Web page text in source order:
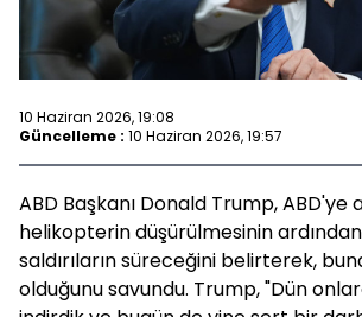
10 Haziran 2026, 19:08
Güncelleme : 10 Haziran 2026, 19:57
ABD Başkanı Donald Trump, ABD'ye
helikopterin düşürülmesinin
saldırıların süreceğini belirterek,
olduğunu savundu. Trump, "Dün